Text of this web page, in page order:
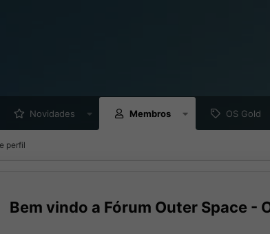
Novidades Membros OS Gold
perfil
Fórum Outer Space -